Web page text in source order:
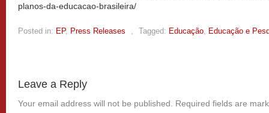
planos-da-educacao-brasileira/
Posted in: EP, Press Releases Tagged: Educação Educação e
Leave a Reply
Your email address will not be published. Required fields are